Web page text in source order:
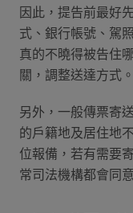
因此，提告前最好
式、銀行帳號、駕
真的不曉得被告住
關，調整送達方式。
另外，一般傳票寄
的戶籍地及居住地
位報備，若有需要
常司法機構都會同